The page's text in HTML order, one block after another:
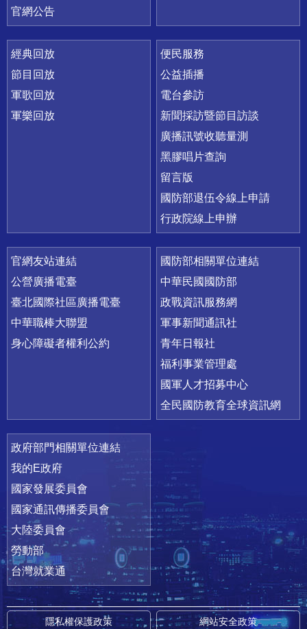
官網公告
經典回放
節目回放
軍歌回放
軍樂回放
便民服務
公益插播
電台參訪
新聞採訪暨節目訪談
廣播訊號收聽量測
黑膠唱片查詢
留言版
國防部退伍令線上申請
行政院線上申辦
官網友站連結
公營廣播電臺
臺北國際社區廣播電臺
中華職棒大聯盟
身心障礙者權利公約
國防部相關單位連結
中華民國國防部
政戰資訊服務網
軍事新聞通訊社
青年日報社
福利事業管理處
國軍人才招募中心
全民國防教育全球資訊網
政府部門相關單位連結
我的E政府
國家發展委員會
國家通訊傳播委員會
大陸委員會
勞動部
台灣就業通
隱私權保護政策 網站安全政策